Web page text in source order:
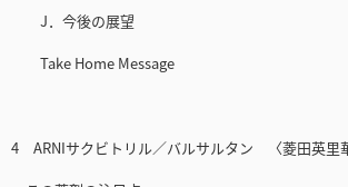
J．今後の展望
Take Home Message
4 ARNIサクビトリル／バルサルタン 〈菱田英里